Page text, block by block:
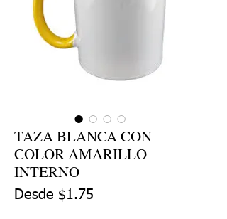
TAZA BLANCA CON
COLOR AMARILLO
INTERNO
Desde $1.75